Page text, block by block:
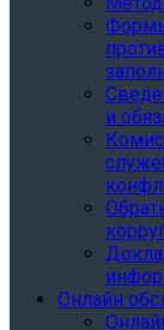
и
Онлайн